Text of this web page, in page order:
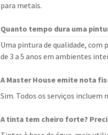
para metais.
Quanto tempo dura uma
Uma pintura de qualidade, com
de 3 a 5 anos em ambientes
A Master House emite nota
Sim. Todos os serviços
A tinta tem cheiro forte?